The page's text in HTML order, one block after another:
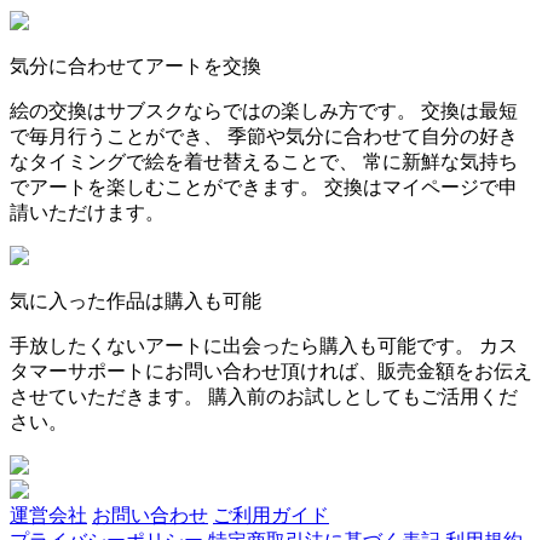
気分に合わせてアートを交換
絵の交換はサブスクならではの楽しみ方です。 交換は最短
で毎月行うことができ、 季節や気分に合わせて自分の好き
なタイミングで絵を着せ替えることで、 常に新鮮な気持ち
でアートを楽しむことができます。 交換はマイページで申
請いただけます。
気に入った作品は購入も可能
手放したくないアートに出会ったら購入も可能です。 カス
タマーサポートにお問い合わせ頂ければ、販売金額をお伝え
させていただきます。 購入前のお試しとしてもご活用くだ
さい。
運営会社 お問い合わせ ご利用ガイド